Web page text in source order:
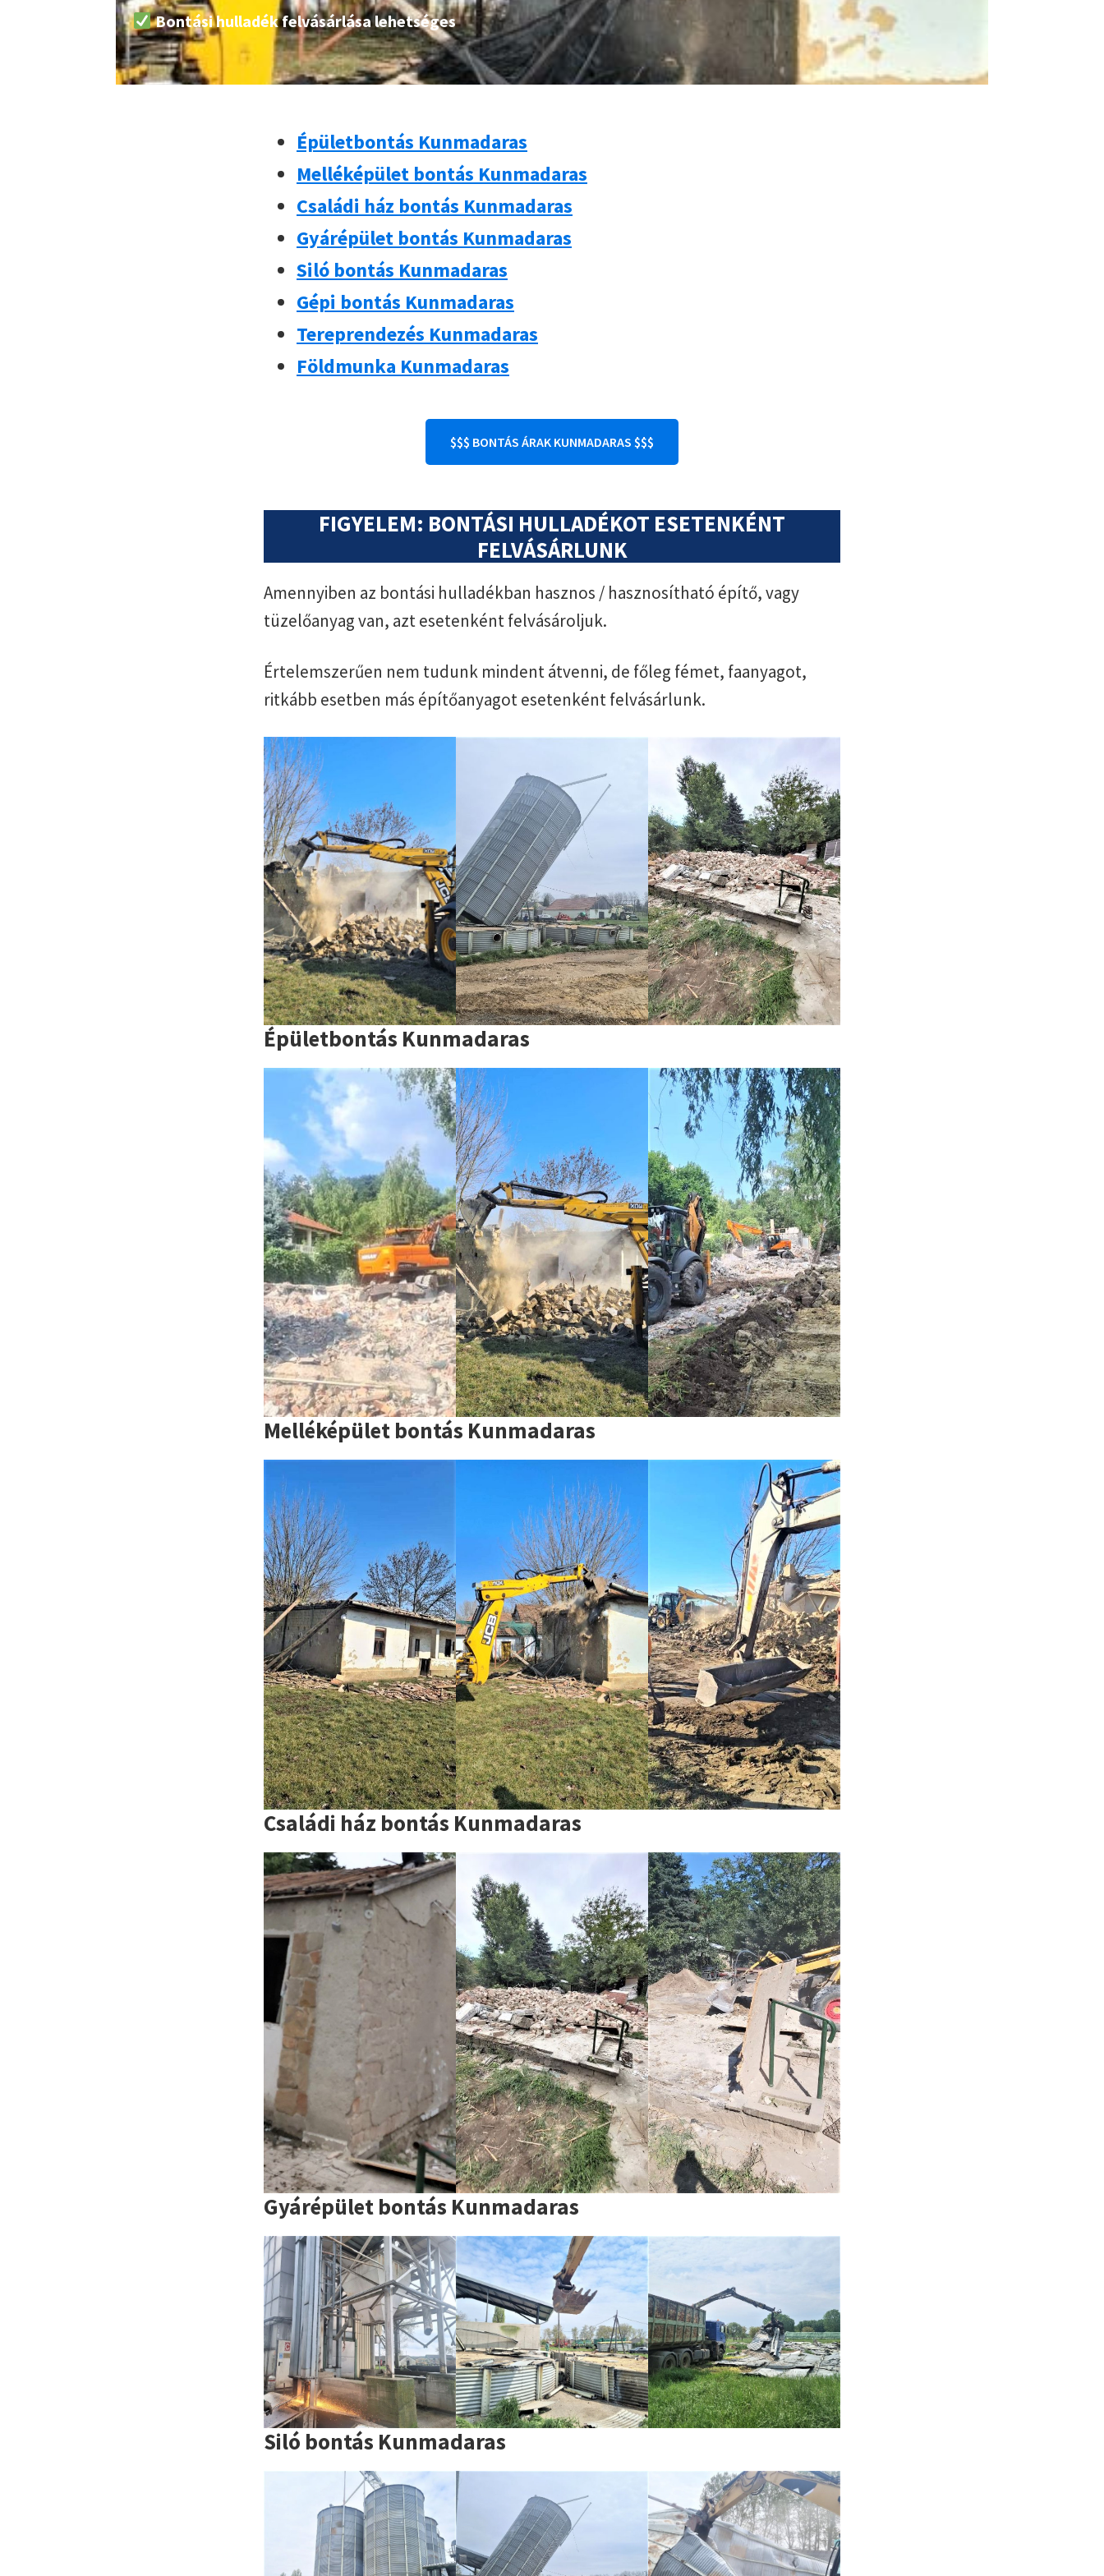
Bontási hulladék felvásárlása lehetséges
Épületbontás Kunmadaras
Melléképület bontás Kunmadaras
Családi ház bontás Kunmadaras
Gyárépület bontás Kunmadaras
Siló bontás Kunmadaras
Gépi bontás Kunmadaras
Tereprendezés Kunmadaras
Földmunka Kunmadaras
$$$ BONTÁS ÁRAK KUNMADARAS $$$
FIGYELEM: BONTÁSI HULLADÉKOT ESETENKÉNT
FELVÁSÁRLUNK
Amennyiben az bontási hulladékban hasznos / hasznosítható építő, vagy
tüzelőanyag van, azt esetenként felvásároljuk.
Értelemszerűen nem tudunk mindent átvenni, de főleg fémet, faanyagot,
ritkább esetben más építőanyagot esetenként felvásárlunk.
Épületbontás Kunmadaras
Melléképület bontás Kunmadaras
Családi ház bontás Kunmadaras
Gyárépület bontás Kunmadaras
Siló bontás Kunmadaras